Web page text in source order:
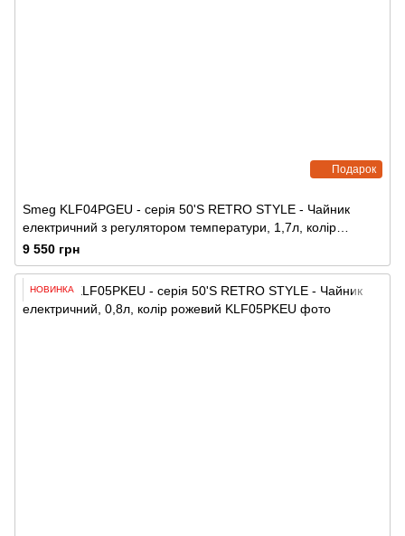
Подарок
Smeg KLF04PGEU - серія 50'S RETRO STYLE - Чайник
електричний з регулятором температури, 1,7л, колір
пастельно-зелений
9 550 грн
НОВИНКА